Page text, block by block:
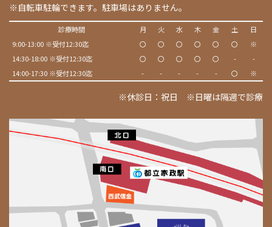
※自転車駐輪できます。駐車場はありません。
診療時間 月 火 水 木 金 土
日
9:00-13:00 ※受付12:30迄
〇 〇 〇 〇 〇 〇
※
14:30-18:00 ※受付12:30迄
〇 〇 〇 〇 〇 -
-
14:00-17:30 ※受付12:30迄
- - - - - 〇 ※
※休診日：祝日 ※日曜は隔週で診療